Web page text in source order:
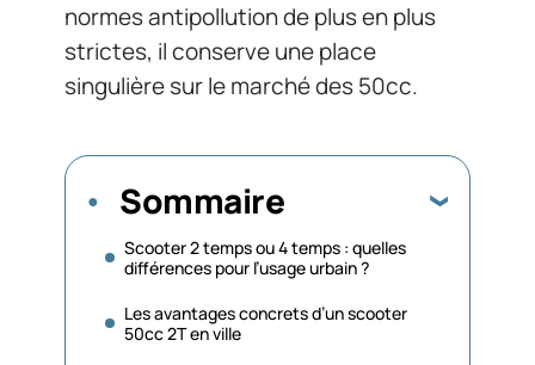
normes antipollution de plus en plus
strictes, il conserve une place
singulière sur le marché des 50cc.
Sommaire
Scooter 2 temps ou 4 temps : quelles
différences pour l’usage urbain ?
Les avantages concrets d’un scooter
50cc 2T en ville